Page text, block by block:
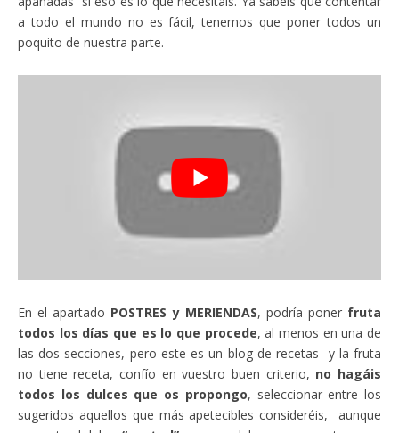
a todo el mundo no es fácil, tenemos que poner todos un
poquito de nuestra parte.
En el apartado POSTRES y MERIENDAS, podría poner fruta
todos los días que es lo que procede, al menos en una de
las dos secciones, pero este es un blog de recetas y la fruta
no tiene receta, confío en vuestro buen criterio, no hagáis
todos los dulces que os propongo, seleccionar entre los
sugeridos aquellos que más apetecibles consideréis, aunque